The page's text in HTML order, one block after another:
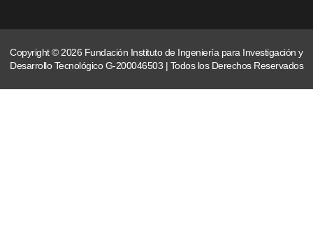
Copyright © 2026 Fundación Instituto de Ingeniería para Investigación y
Desarrollo Tecnológico G-200046503 | Todos los Derechos Reservados